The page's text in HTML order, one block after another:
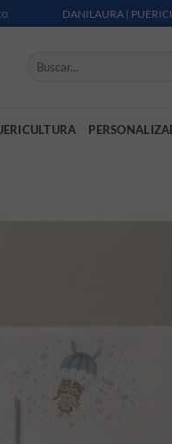
DANILAURA |
Buscar por: